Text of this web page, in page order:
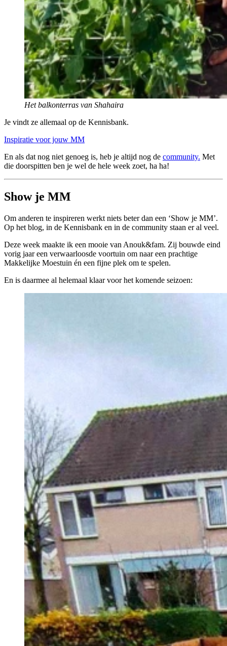
Het balkonterras van Shahaira
Je vindt ze allemaal op de Kennisbank.
Inspiratie voor jouw MM
En als dat nog niet genoeg is, heb je altijd nog de community. Met
die doorspitten ben je wel de hele week zoet, ha ha!
Show je MM
Om anderen te inspireren werkt niets beter dan een ‘Show je MM’.
Op het blog, in de Kennisbank en in de community staan er al veel.
Deze week maakte ik een mooie van Anouk&fam. Zij bouwde eind
vorig jaar een verwaarloosde voortuin om naar een prachtige
Makkelijke Moestuin én een fijne plek om te spelen.
En is daarmee al helemaal klaar voor het komende seizoen: